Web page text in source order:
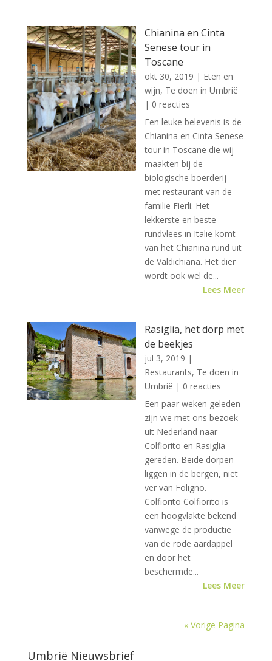
Chianina en Cinta
Senese tour in
Toscane
okt 30, 2019 | Eten en
wijn, Te doen in Umbrië
| 0 reacties
Een leuke belevenis is de
Chianina en Cinta Senese
tour in Toscane die wij
maakten bij de
biologische boerderij
met restaurant van de
familie Fierli. Het
lekkerste en beste
rundvlees in Italië komt
van het Chianina rund uit
de Valdichiana. Het dier
wordt ook wel de...
Lees Meer
Rasiglia, het dorp met
de beekjes
jul 3, 2019 |
Restaurants, Te doen in
Umbrië | 0 reacties
Een paar weken geleden
zijn we met ons bezoek
uit Nederland naar
Colfiorito en Rasiglia
gereden. Beide dorpen
liggen in de bergen, niet
ver van Foligno.
Colfiorito Colfiorito is
een hoogvlakte bekend
vanwege de productie
van de rode aardappel
en door het
beschermde...
Lees Meer
« Vorige Pagina
Umbrië Nieuwsbrief